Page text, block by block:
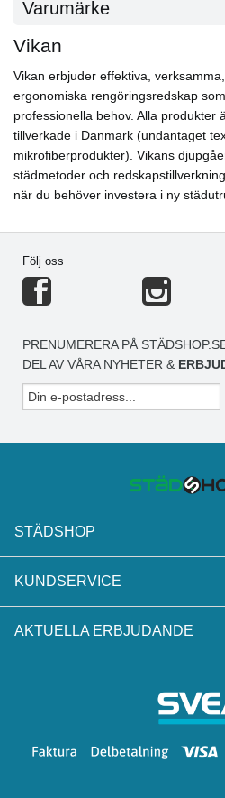
Varumärke
Vikan
Vikan erbjuder effektiva,
ergonomiska rengöringsredskap
professionella behov. Alla produkter
tillverkade i Danmark (undantaget
mikrofiberprodukter). Vikans
städmetoder och
när du behöver investera i ny
Följ oss
PRENUMERERA PÅ
DEL AV VÅRA NYHETER &
STÄDSHOP
KUNDSERVICE
AKTUELLA ERBJUDANDE